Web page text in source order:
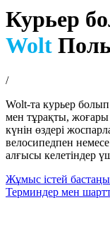
Курьер
Wolt
/
Wolt-та курьер
мен тұрақты, жоғары
күнін өздері
велосипедпен
алғысы келетіндер
Жұмыс істей
Терминдер мен